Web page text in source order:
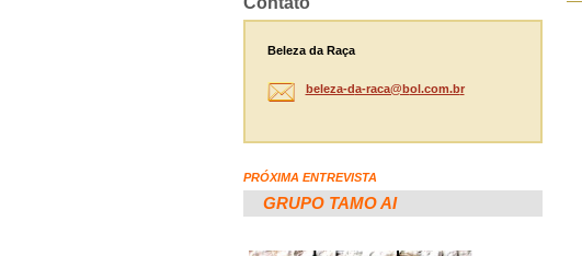
Beleza da Raça
beleza-da-raca@bol.com.br
PRÓXIMA ENTREVISTA
GRUPO TAMO AI